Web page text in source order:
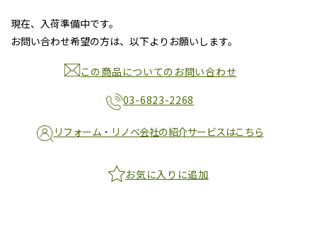
現在、入荷準備中です。
お問い合わせ希望の方は、以下よりお願いします。
この商品についてのお問い合わせ
03-6823-2268
リフォーム・リノベ会社の紹介サービスはこちら
お気に入りに追加